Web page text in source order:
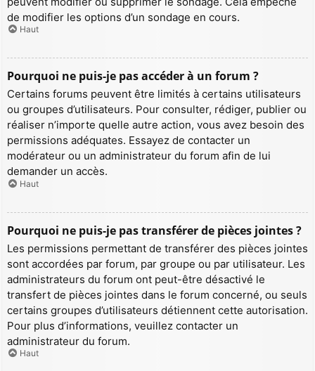
de modifier les options d’un sondage en cours.
Haut
Pourquoi ne puis-je pas accéder à un forum ?
Certains forums peuvent être limités à certains utilisateurs
ou groupes d’utilisateurs. Pour consulter, rédiger, publier ou
réaliser n’importe quelle autre action, vous avez besoin des
permissions adéquates. Essayez de contacter un
modérateur ou un administrateur du forum afin de lui
demander un accès.
Haut
Pourquoi ne puis-je pas transférer de pièces jointes ?
Les permissions permettant de transférer des pièces jointes
sont accordées par forum, par groupe ou par utilisateur. Les
administrateurs du forum ont peut-être désactivé le
transfert de pièces jointes dans le forum concerné, ou seuls
certains groupes d’utilisateurs détiennent cette autorisation.
Pour plus d’informations, veuillez contacter un
administrateur du forum.
Haut